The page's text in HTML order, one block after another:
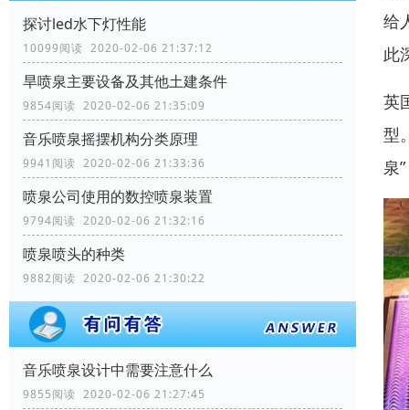
探讨led水下灯性能
10099阅读 2020-02-06 21:37:12
旱喷泉主要设备及其他土建条件
9854阅读 2020-02-06 21:35:09
音乐喷泉摇摆机构分类原理
9941阅读 2020-02-06 21:33:36
喷泉公司使用的数控喷泉装置
9794阅读 2020-02-06 21:32:16
喷泉喷头的种类
9882阅读 2020-02-06 21:30:22
音乐喷泉设计中需要注意什么
9855阅读 2020-02-06 21:27:45
给
此
英
型
泉